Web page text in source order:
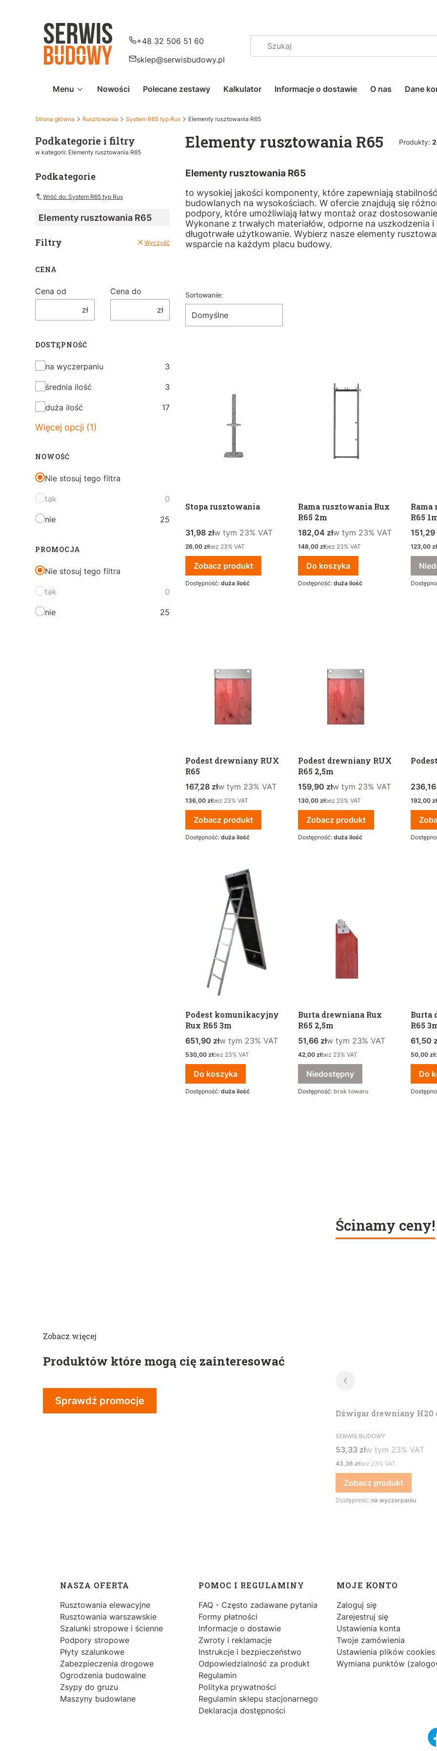
+48 32 506 51 60
sklep@serwisbudowy.pl
Menu Nowości Polecane zestawy Kalkulator Informacje o dostawie O nas Dane
Strona główna Rusztowania System R65 typ Rux Elementy rusztowania R65
Podkategorie i filtry
w kategorii: Elementy rusztowania R65
Podkategorie
Wróć do: System R65 typ Rux
Elementy rusztowania R65
Filtry Wyczyść
CENA
Cena od
zł
Cena do
zł
DOSTĘPNOŚĆ
Dostępność
na wyczerpaniu 3
średnia ilość 3
duża ilość 17
Więcej opcji (1)
NOWOŚĆ
Nie stosuj tego filtra
tak 0
nie 25
PROMOCJA
Nie stosuj tego filtra
tak 0
nie 25
Elementy rusztowania R65 Produkty:
Elementy rusztowania R65
to wysokiej jakości komponenty, które zapewniają
budowlanych na wysokościach. W ofercie znajdują się
podpory, które umożliwiają łatwy montaż oraz
Wykonane z trwałych materiałów, odporne na
długotrwałe użytkowanie. Wybierz nasze elementy
wsparcie na każdym placu budowy.
Lista produktów
Sortowanie:
Domyślne
Stopa rusztowania
Cena brutto
31,98 złw tym %s VAT
w tym 23% VAT
Cena netto
26,00 złbez 23% VAT
Zobacz produkt
Dostępność: duża ilość
Rama rusztowania Rux
R65 2m
Cena brutto
182,04 złw tym %s VAT
w tym 23% VAT
Cena netto
148,00 złbez 23% VAT
Do koszyka
Dostępność: duża ilość
Rama
R65
Cena
151,29
Cena
123,00 zł
Podest drewniany RUX
R65
Cena brutto
167,28 złw tym %s VAT
w tym 23% VAT
Cena netto
136,00 złbez 23% VAT
Zobacz produkt
Dostępność: duża ilość
Podest drewniany RUX
R65 2,5m
Cena brutto
159,90 złw tym %s VAT
w tym 23% VAT
Cena netto
130,00 złbez 23% VAT
Zobacz produkt
Dostępność: duża ilość
Cena
236,16
Cena
192,00 zł
Podest komunikacyjny
Rux R65 3m
Cena brutto
651,90 złw tym %s VAT
w tym 23% VAT
Cena netto
530,00 złbez 23% VAT
Do koszyka
Dostępność: duża ilość
Burta drewniana Rux
R65 2,5m
Cena brutto
51,66 złw tym %s VAT
w tym 23% VAT
Cena netto
42,00 złbez 23% VAT
Niedostępny
Dostępność: brak towaru
Burta
R65
Cena
61,50
Cena
50,00 zł
Do
Zobacz więcej
Produktów które mogą cię zainteresować
Sprawdź promocje
Ścinamy ceny!
Dźwigar drewniany H20
PRODUCENT
SERWIS BUDOWY
Cena brutto
53,33 złw tym %s VAT
w tym 23% VAT
Cena netto
43,36 złbez 23% VAT
Zobacz produkt
Dostępność: na wyczerpaniu
Linki w stopce
NASZA OFERTA
Rusztowania elewacyjne
Rusztowania warszawskie
Szalunki stropowe i ścienne
Podpory stropowe
Płyty szalunkowe
Zabezpieczenia drogowe
Ogrodzenia budowalne
Zsypy do gruzu
Maszyny budowlane
POMOC I REGULAMINY
FAQ - Często zadawane pytania
Formy płatności
Informacje o dostawie
Zwroty i reklamacje
Instrukcje i bezpieczeństwo
Odpowiedzialność za produkt
Regulamin
Polityka prywatności
Regulamin sklepu stacjonarnego
Deklaracja dostępności
MOJE KONTO
Zaloguj się
Zarejestruj się
Ustawienia konta
Twoje zamówienia
Ustawienia plików cookies
Wymiana punktów